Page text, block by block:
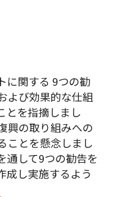
に関する 9つの勧
よび効果的な仕組
とを指摘しまし
興の取り組みへの
ことを懸念しまし
通して9つの勧告を
成し実施するよう